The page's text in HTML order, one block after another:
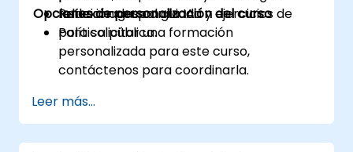
relacionadas con la IA.
Reflexión grupal guiada y ejercicios de
política pública.
Opciones de personalización del curso
Para solicitar una formación
personalizada para este curso,
contáctenos para coordinarla.
Leer más...